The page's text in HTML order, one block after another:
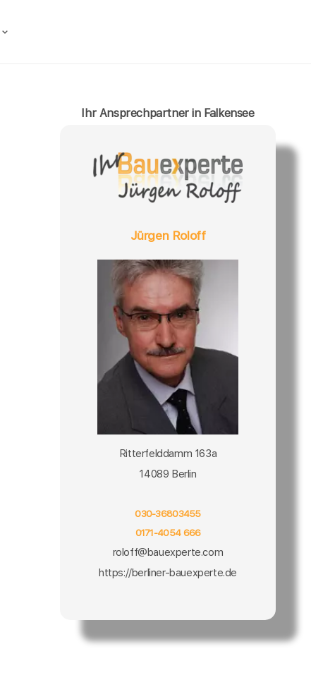
Ihr Ansprechpartner in Falkensee
Jürgen Roloff
Ritterfelddamm 163a
14089 Berlin
030-36803455
0171-4054 666
roloff@bauexperte.com
https://berliner-bauexperte.de